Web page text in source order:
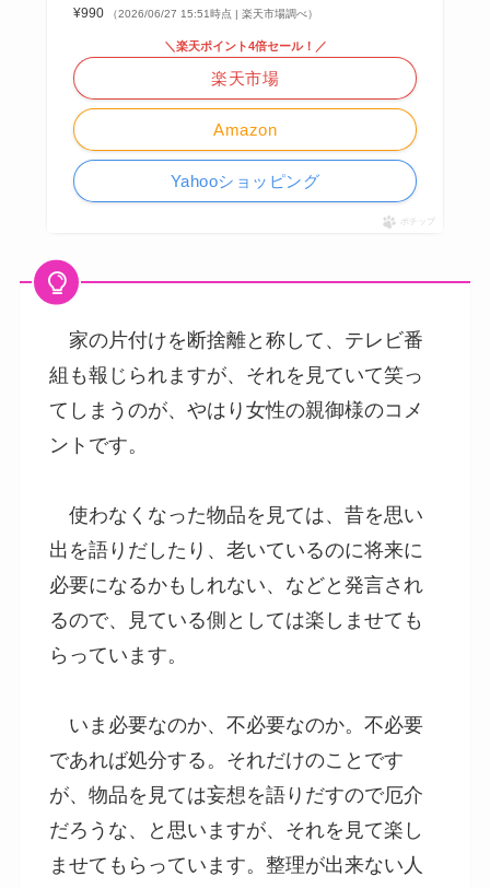
¥990 （2026/06/27 15:51時点 | 楽天市場調べ）
Amazon
＼楽天ポイント4倍セール！／
楽天市場
Yahooショッピング
ポチップ
家の片付けを断捨離と称して、テレビ番
組も報じられますが、それを見ていて笑っ
てしまうのが、やはり女性の親御様のコメ
ントです。
使わなくなった物品を見ては、昔を思い
出を語りだしたり、老いているのに将来に
必要になるかもしれない、などと発言され
るので、見ている側としては楽しませても
らっています。
いま必要なのか、不必要なのか。不必要
であれば処分する。それだけのことです
が、物品を見ては妄想を語りだすので厄介
だろうな、と思いますが、それを見て楽し
ませてもらっています。整理が出来ない人